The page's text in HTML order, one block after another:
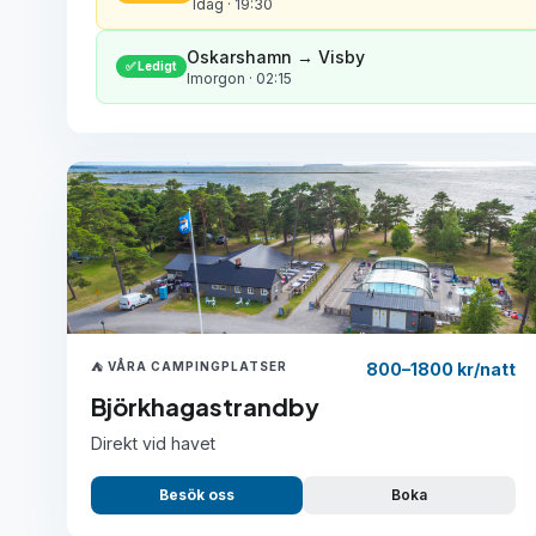
Idag · 19:30
✅ Ledigt Oskarshamn → Visby
Imorgon · 02:15
⛺ VÅRA CAMPINGPLATSER 800–1800 kr/natt
Björkhagastrandby
Direkt vid havet
Besök oss Boka